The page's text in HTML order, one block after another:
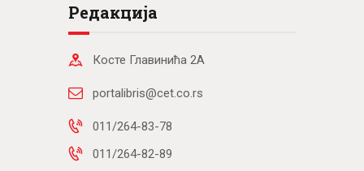
Редакција
Косте Главинића 2А
portalibris@cet.co.rs
011/264-83-78
011/264-82-89